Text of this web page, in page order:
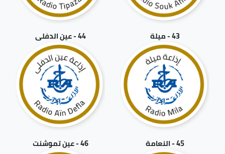
43 - ميلة 44 - عين الدفلى
45 - النعامة 46 - عين تموشنت